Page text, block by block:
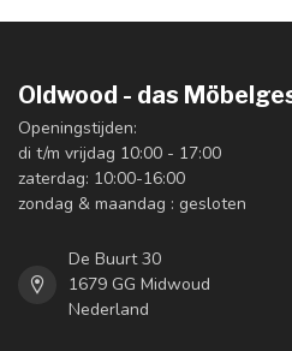
Oldwood - das
Openingstijden:
di t/m vrijdag 10:00 - 17:00
zaterdag: 10:00-16:00
zondag & maandag : gesloten
De Buurt 30
1679 GG Midwoud
Nederland